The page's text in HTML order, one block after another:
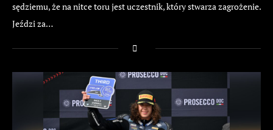
sędziemu, że na nitce toru jest uczestnik, który stwarza zagrożenie.
Jeździ za…